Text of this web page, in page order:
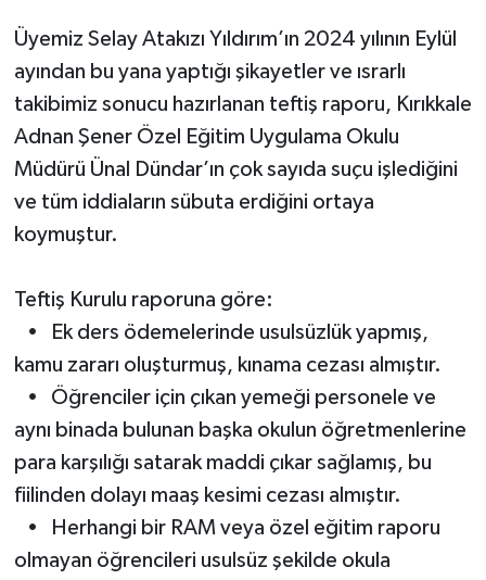
Üyemiz Selay Atakızı Yıldırım’ın 2024 yılının Eylül
ayından bu yana yaptığı şikayetler ve ısrarlı
takibimiz sonucu hazırlanan teftiş raporu, Kırıkkale
Adnan Şener Özel Eğitim Uygulama Okulu
Müdürü Ünal Dündar’ın çok sayıda suçu işlediğini
ve tüm iddiaların sübuta erdiğini ortaya
koymuştur.
Teftiş Kurulu raporuna göre:
• Ek ders ödemelerinde usulsüzlük yapmış,
kamu zararı oluşturmuş, kınama cezası almıştır.
• Öğrenciler için çıkan yemeği personele ve
aynı binada bulunan başka okulun öğretmenlerine
para karşılığı satarak maddi çıkar sağlamış, bu
fiilinden dolayı maaş kesimi cezası almıştır.
• Herhangi bir RAM veya özel eğitim raporu
olmayan öğrencileri usulsüz şekilde okula